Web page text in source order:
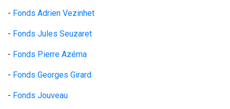
- Fonds Adrien Vezinhet
- Fonds Jules Seuzaret
- Fonds Pierre Azéma
- Fonds Georges Girard
- Fonds Jouveau